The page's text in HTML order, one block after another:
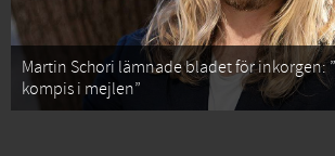
Martin Schori lämnade bladet för inkorgen:
kompis i mejlen”